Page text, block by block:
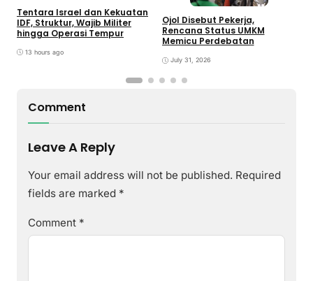
Tentara Israel dan Kekuatan
IDF, Struktur, Wajib Militer
hingga Operasi Tempur
13 hours ago
Ojol Disebut Pekerja,
Rencana Status UMKM
Memicu Perdebatan
July 31, 2026
Comment
Leave A Reply
Your email address will not be published. Required
fields are marked *
Comment *